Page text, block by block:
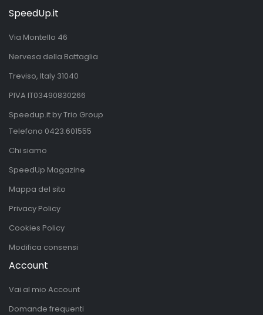
SpeedUp.it
Via Montello 46
Nervesa della Battaglia
Treviso, Italy 31040
PIVA IT03490830266
Speedup.it by Trio Group
Telefono 0423.601555
Chi siamo
SpeedUp Magazine
Mappa del sito
Privacy Policy
Cookies Policy
Modifica consensi
Account
Vai al mio Account
Domande frequenti